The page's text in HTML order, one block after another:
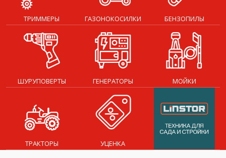
ТРИММЕРЫ ГАЗОНОКОСИЛКИ БЕНЗОПИЛЫ
ШУРУПОВЕРТЫ ГЕНЕРАТОРЫ МОЙКИ
ТРАКТОРЫ УЦЕНКА